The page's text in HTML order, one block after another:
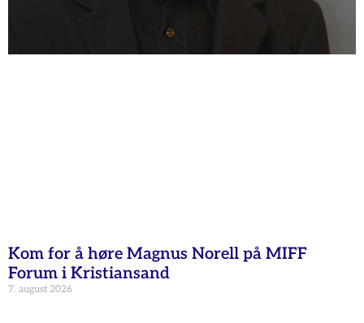
Kom for å høre Magnus Norell på MIFF
Forum i Kristiansand
7. august 2026